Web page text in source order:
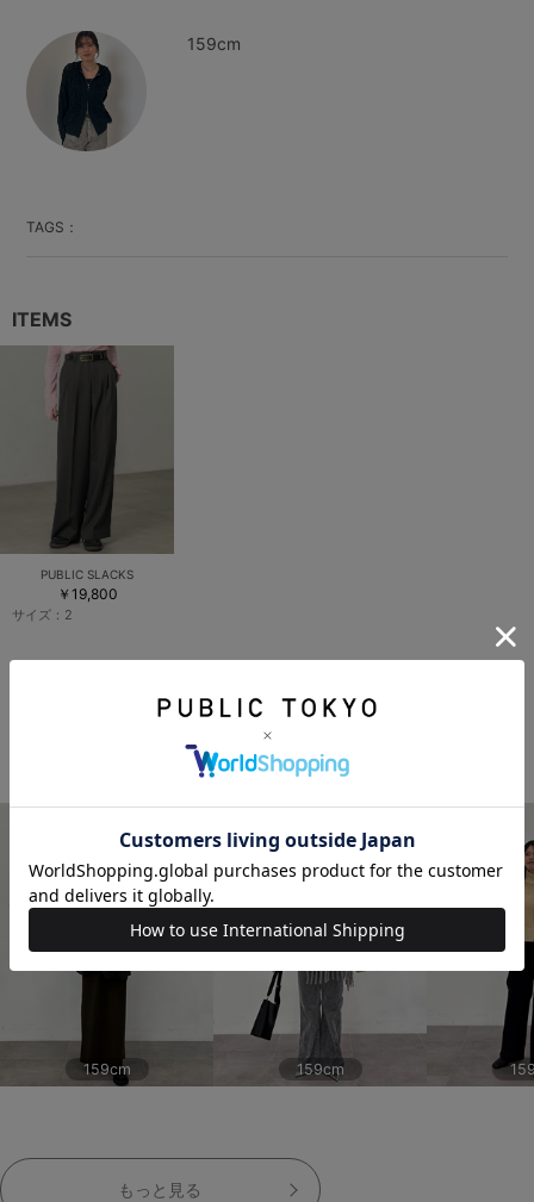
159cm
TAGS：
ITEMS
PUBLIC SLACKS
￥19,800
サイズ： 2
THIS STAFF'S COORDINATE
159cm 159cm
もっと見る